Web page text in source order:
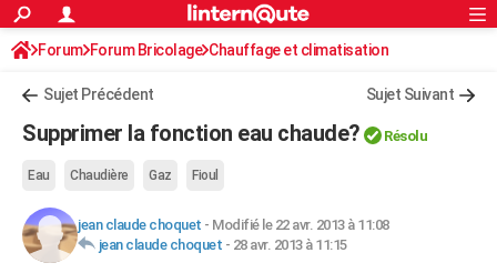
ACTUALITÉS
Politique
Société
Faits Divers
Education
Monde
Villes
+
AUTO
Essais
Réserver un essai
Citadines
Berlines
SUV
Forum auto
+HIGH-TECH
Rechercher
S'inscrire
Connexion
Forum Forum Bricolage Chauffage et climatisation
Sujet Précédent Sujet Suivant
Supprimer la fonction eau chaude? Résolu
Eau Chaudière Gaz Fioul
jean claude choquet - Modifié le 22 avr. 2013 à 11:08
jean claude choquet - 28 avr. 2013 à 11:15